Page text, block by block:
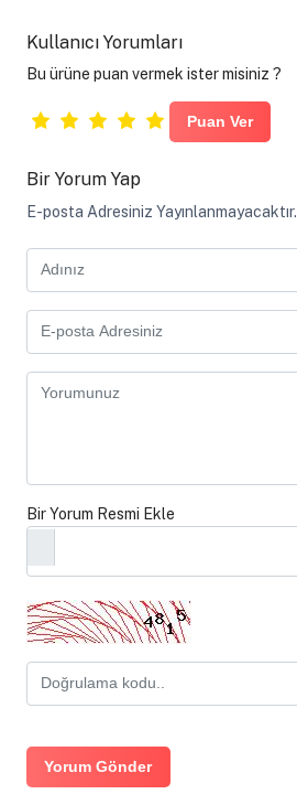
Kullanıcı Yorumları
Bu ürüne puan vermek ister misiniz ?
Bir Yorum Yap
E-posta Adresiniz Yayınlanmayacaktır.
Bir Yorum Resmi Ekle
Yorum Gönder